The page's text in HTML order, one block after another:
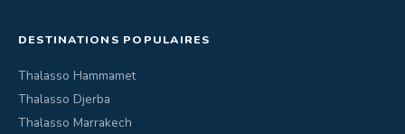
DESTINATIONS POPULAIRES
Thalasso Hammamet
Thalasso Djerba
Thalasso Marrakech